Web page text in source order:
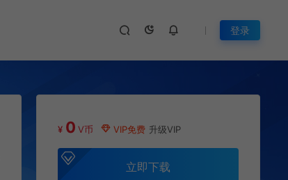
登录
¥ 0 V币 VIP免费 升级VIP
立即下载